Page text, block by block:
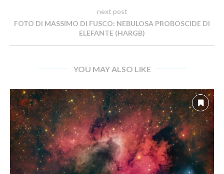
next post
FOTO DI MASSIMO DI FUSCO: NEBULOSA PROBOSCIDE DI
ELEFANTE (HARGB)
YOU MAY ALSO LIKE